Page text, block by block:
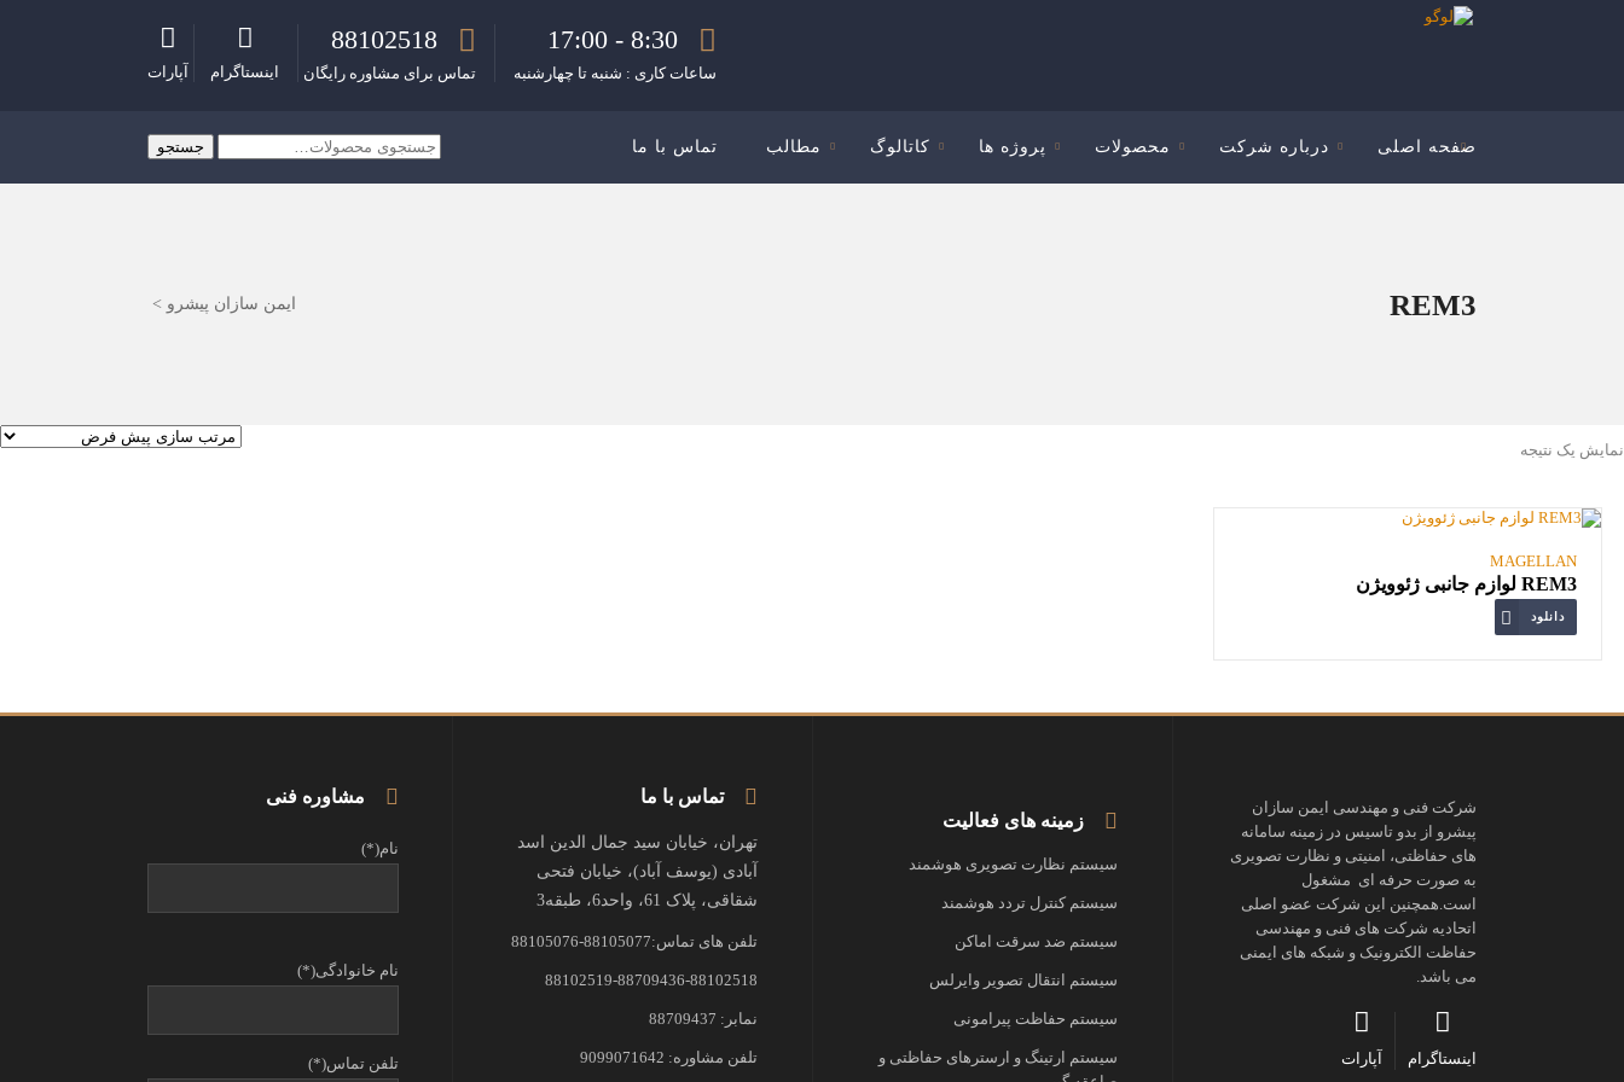
8:30 - 17:00
ساعات کاری : شنبه تا چهارشنبه
88102518
تماس برای مشاوره رایگان اینستاگرام آپارات
صفحه اصلی درباره شرکت محصولات پروژه ها کاتالوگ مطالب تماس با ما
جستجو
برای:
جستجو
REM3 ایمن سازان پیشرو >
نمایش یک نتیجه
MAGELLAN
REM3 لوازم جانبی ژئوویژن
دانلود
مشاوره فنی
نام(*)
نام خانوادگی(*)
تلفن تماس(*)
تماس با ما
تهران، خیابان سید جمال الدین اسد
آبادی (یوسف آباد)، خیابان فتحی
شقاقی، پلاک 61، واحد6، طبقه3
تلفن های تماس:88105077-88105076
88102519-88709436-88102518
نمابر: 88709437
تلفن مشاوره: 9099071642
زمینه های فعالیت
سیستم نظارت تصویری هوشمند
سیستم کنترل تردد هوشمند
سیستم ضد سرقت اماکن
سیستم انتقال تصویر وایرلس
سیستم حفاظت پیرامونی
سیستم ارتینگ و ارسترهای حفاظتی و
شرکت فنی و مهندسی ایمن سازان
پیشرو از بدو تاسیس در زمینه سامانه
های حفاظتی، امنیتی و نظارت تصویری
به صورت حرفه ای مشغول
است.همچنین این شرکت عضو اصلی
اتحادیه شرکت های فنی و مهندسی
حفاظت الکترونیک و شبکه های ایمنی
می باشد.
اینستاگرام آپارات